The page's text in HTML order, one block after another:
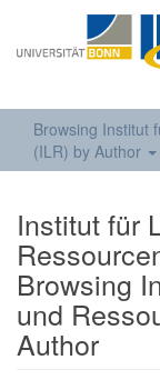
Browsing Institut
(ILR) by Author
Institut für
Browsing
und
Author